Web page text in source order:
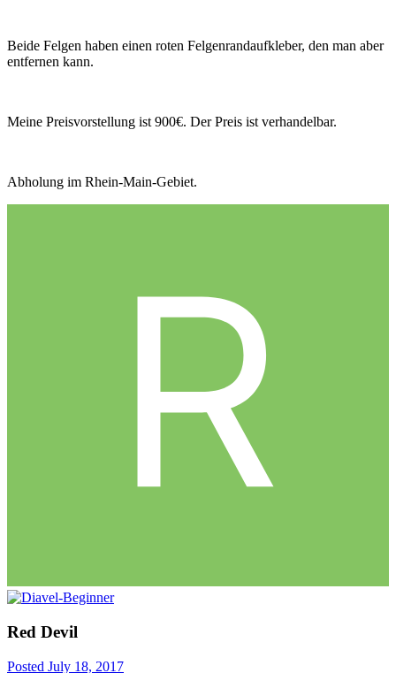
Beide Felgen haben einen roten Felgenrandaufkleber, den man aber
entfernen kann.
Meine Preisvorstellung ist 900€. Der Preis ist verhandelbar.
Abholung im Rhein-Main-Gebiet.
Red Devil
Posted July 18, 2017